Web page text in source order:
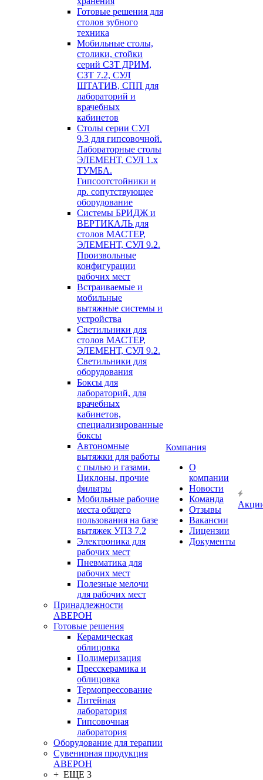
Готовые решения для
столов зубного
техника
Мобильные столы,
столики, стойки
серий СЗТ ДРИМ,
СЗТ 7.2, СУЛ
ШТАТИВ, СПП для
лабораторий и
врачебных
кабинетов
Столы серии СУЛ
9.3 для гипсовочной.
Лабораторные столы
ЭЛЕМЕНТ, СУЛ 1.х
ТУМБА.
Гипсоотстойники и
др. сопутствующее
оборудование
Системы БРИДЖ и
ВЕРТИКАЛЬ для
столов МАСТЕР,
ЭЛЕМЕНТ, СУЛ 9.2.
Произвольные
конфигурации
рабочих мест
Встраиваемые и
мобильные
вытяжные системы и
устройства
Светильники для
столов МАСТЕР,
ЭЛЕМЕНТ, СУЛ 9.2.
Светильники для
оборудования
Боксы для
лабораторий, для
врачебных
кабинетов,
специализированные
боксы
Автономные
вытяжки для работы
с пылью и газами.
Циклоны, прочие
фильтры
Мобильные рабочие
места общего
пользования на базе
вытяжек УПЗ 7.2
Электроника для
рабочих мест
Пневматика для
рабочих мест
Полезные мелочи
для рабочих мест
Принадлежности
АВЕРОН
Готовые решения
Керамическая
облицовка
Полимеризация
Пресскерамика и
облицовка
Термопрессование
Литейная
лаборатория
Гипсовочная
лаборатория
Оборудование для терапии
Сувенирная продукция
АВЕРОН
+ ЕЩЕ 3
Компания
О
компании
Новости
Команда
Отзывы
Вакансии
Лицензии
Документы